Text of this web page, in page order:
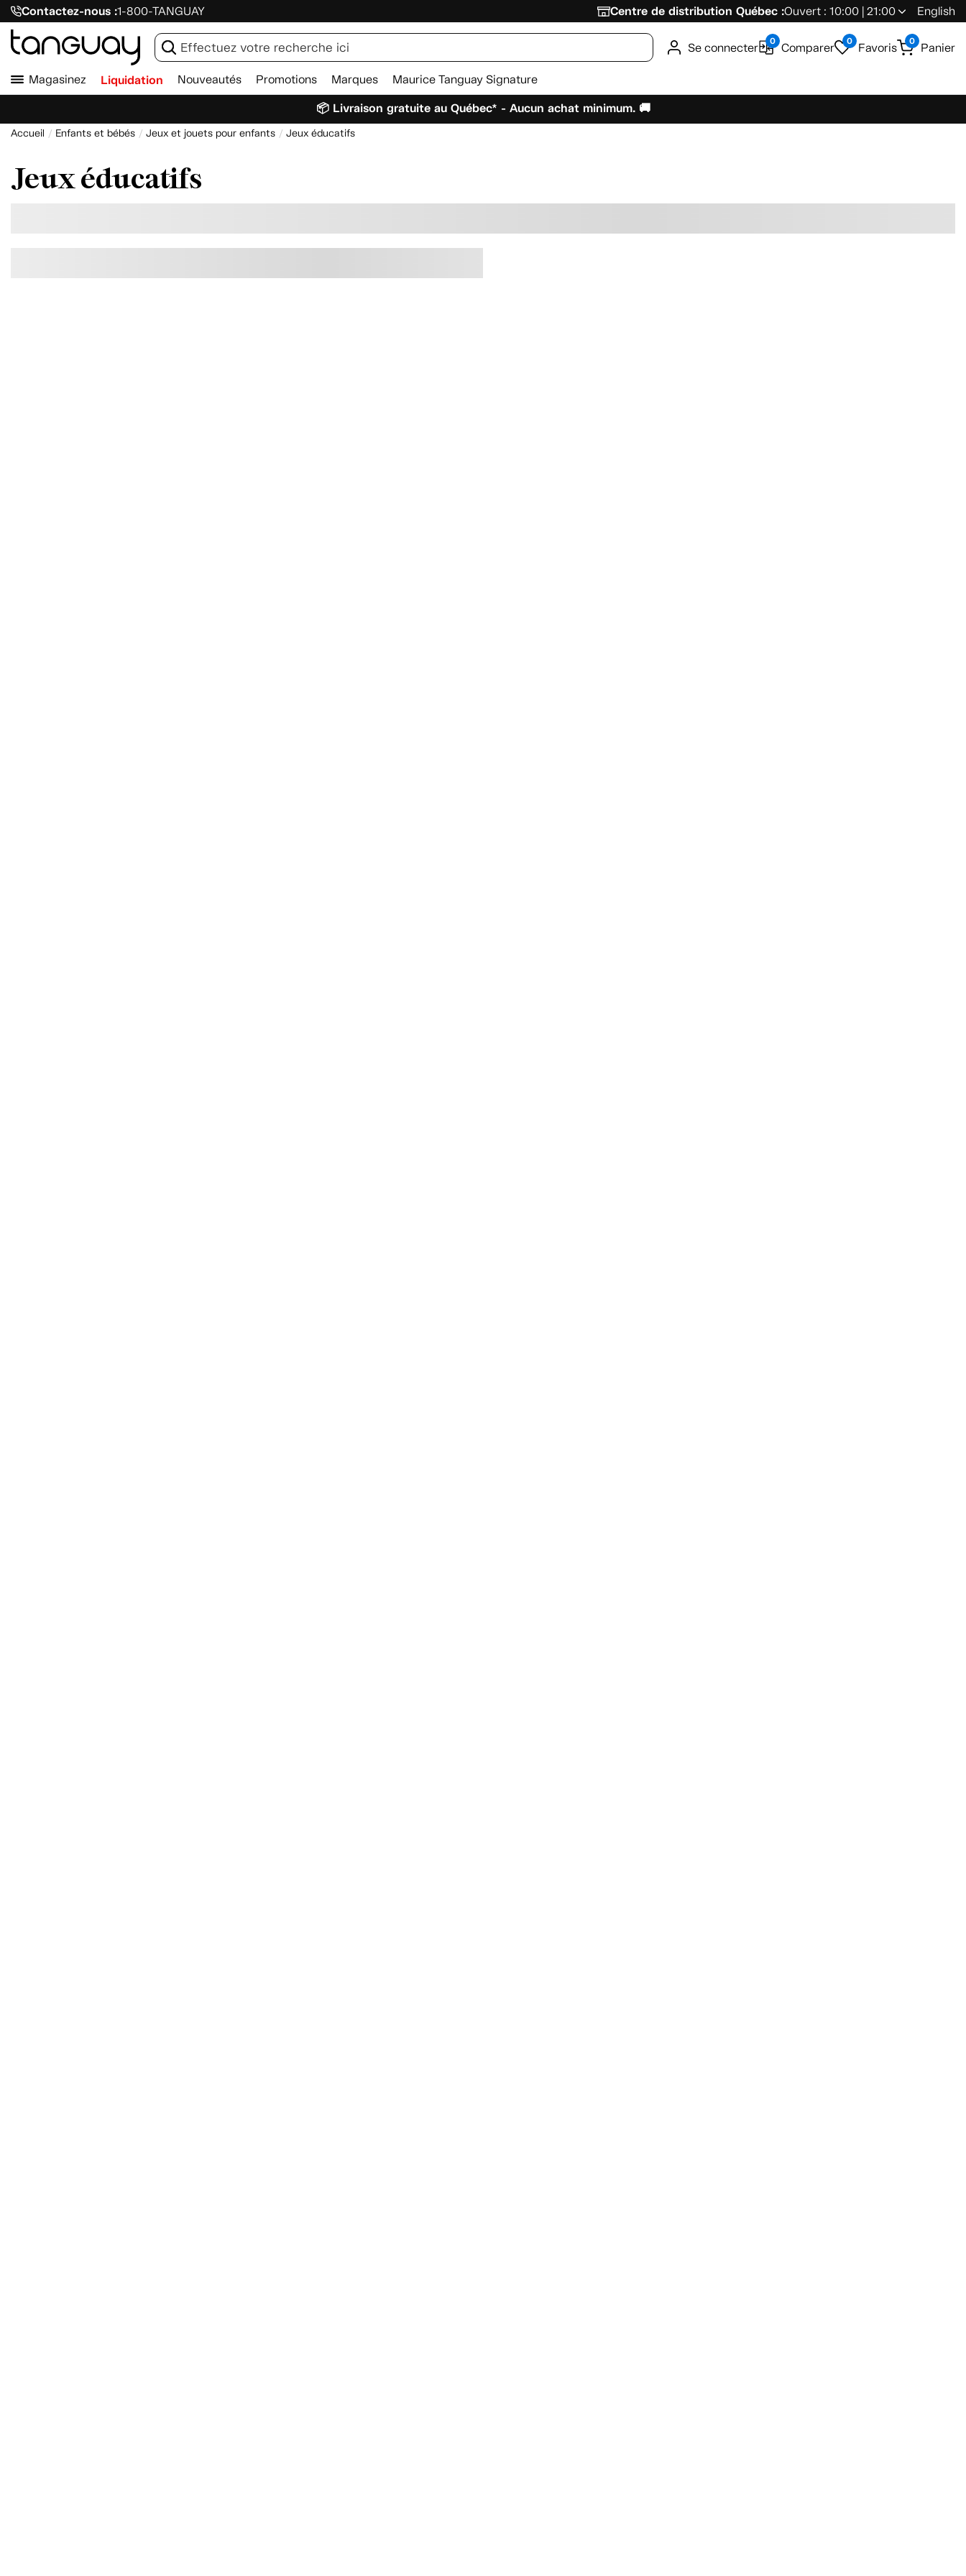
Contactez-nous :1-800-TANGUAY Centre de distribution Québec :Ouvert : 10:00 | 21:00 English
Se connecter 0 Comparer 0 Favoris 0 Panier
Magasinez Liquidation Nouveautés Promotions Marques Maurice Tanguay Signature
📦 Livraison gratuite au Québec* - Aucun achat minimum. 🚚
Accueil Enfants et bébés Jeux et jouets pour enfants Jeux éducatifs
Jeux éducatifs